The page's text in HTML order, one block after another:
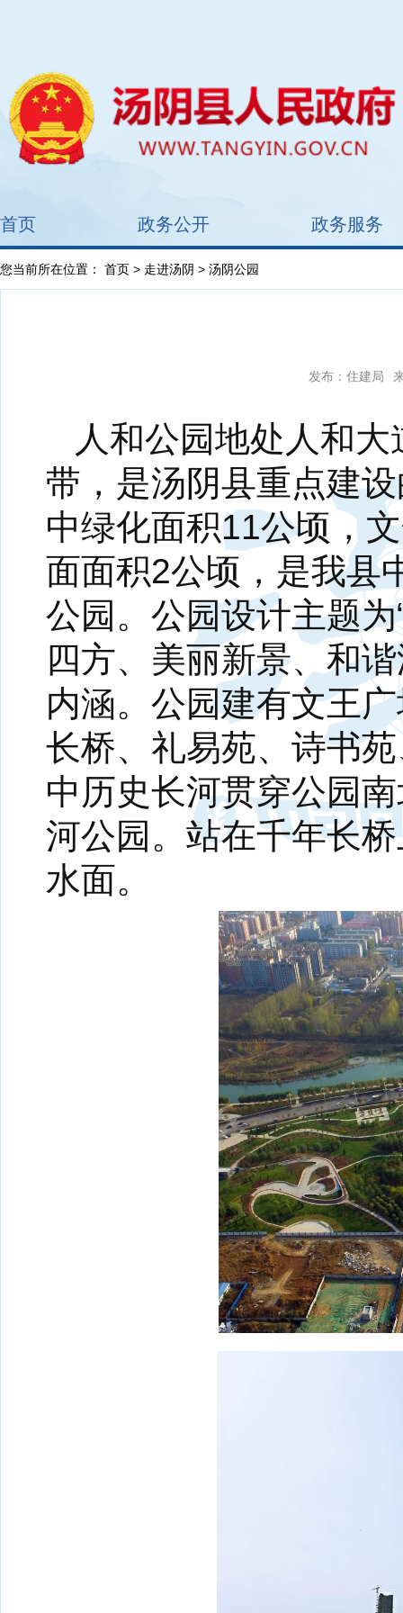
首页 政务公开 政务服务
您当前所在位置： 首页 > 走进汤阴 > 汤阴公园
发布：住建局
人和公园地处人和
带，是汤阴县重点建
中绿化面积11公顷，
面面积2公顷，是我县
公园。公园设计主题
四方、美丽新景、和
内涵。公园建有文王
长桥、礼易苑、诗书
中历史长河贯穿公园
河公园。站在千年长
水面。